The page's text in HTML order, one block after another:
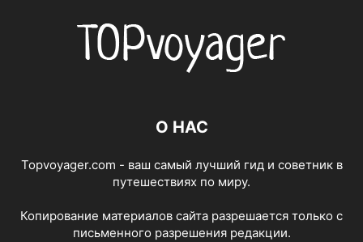
О НАС
Topvoyager.com - ваш самый лучший гид и советник в
путешествиях по миру.
Копирование материалов сайта разрешается только с
письменного разрешения редакции.